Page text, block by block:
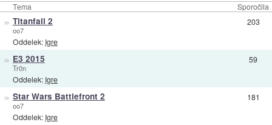
Tema Sporočila
» Titanfall 2
oo7
Oddelek: Igre
203
» E3 2015
Tr0n
Oddelek: Igre
59
» Star Wars Battlefront 2
oo7
Oddelek: Igre
181